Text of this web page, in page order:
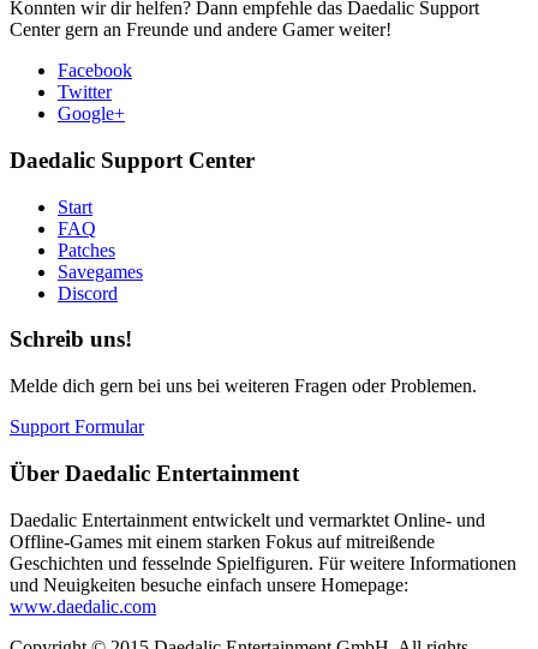
Konnten wir dir helfen? Dann empfehle das Daedalic Support
Center gern an Freunde und andere Gamer weiter!
Facebook
Twitter
Google+
Daedalic Support Center
Start
FAQ
Patches
Savegames
Discord
Schreib uns!
Melde dich gern bei uns bei weiteren Fragen oder Problemen.
Support Formular
Über Daedalic Entertainment
Daedalic Entertainment entwickelt und vermarktet Online- und
Offline-Games mit einem starken Fokus auf mitreißende
Geschichten und fesselnde Spielfiguren. Für weitere Informationen
und Neuigkeiten besuche einfach unsere Homepage:
www.daedalic.com